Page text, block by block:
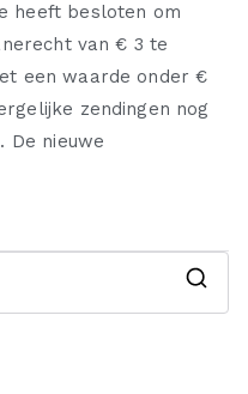
heeft besloten om
van € 3 te
een waarde onder €
zendingen nog
De nieuwe